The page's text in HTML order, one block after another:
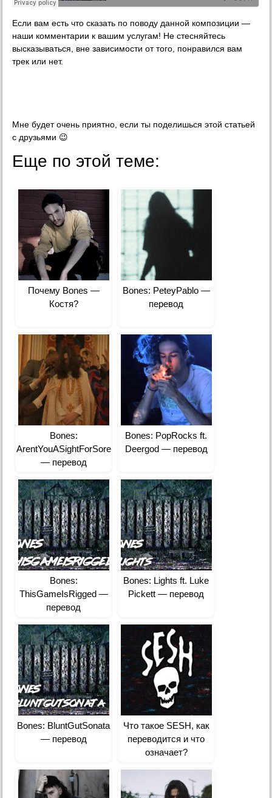
Если вам есть что сказать по поводу данной композиции —
наши комментарии к вашим услугам! Не стесняйтесь
высказываться, вне зависимости от того, понравился вам
трек или нет.
Мне будет очень приятно, если ты поделишься этой статьей
с друзьями 😉
Еще по этой теме:
Почему Bones —
Костя?
Bones: PeteyPablo —
перевод
Bones:
ArentYouASightForSoreEyes
— перевод
Bones: PopRocks ft.
Deergod — перевод
Bones:
ThisGameIsRigged —
перевод
Bones: Lights ft. Luke
Pickett — перевод
Bones: BluntGutSonata
— перевод
Что такое SESH, как
переводится и что
означает?